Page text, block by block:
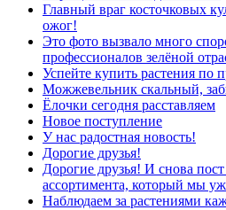
Главный враг косточковых
ожог!
Это фото вызвало много
профессионалов зелёной
Успейте купить растения по
Можжевельник скальный,
Ёлочки сегодня расставляем
Новое поступление
У нас радостная новость!
Дорогие друзья!
Дорогие друзья! И снова
ассортимента, который мы
Наблюдаем за растениями